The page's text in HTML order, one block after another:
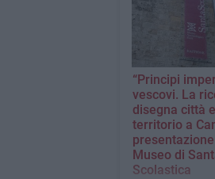
“Principi
vescovi. La
disegna città e
territorio a
presentazione
Museo di
Scolastica